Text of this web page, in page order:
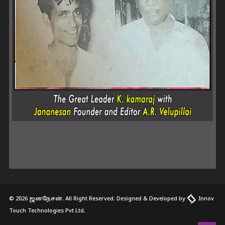
© 2026 ஜனநேசன். All Right Reserved. Designed & Developed by
Innov
Touch Technologies Pvt Ltd.